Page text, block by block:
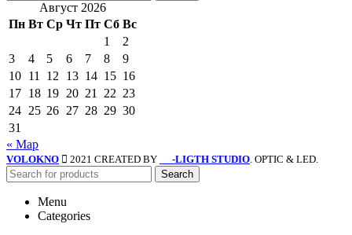
Август 2026
Пн Вт Ср Чт Пт Сб Вс
1
2
3
4 5 6 7 8
9
10 11 12 13 14 15 16
17 18 19 20 21 22 23
24 25 26 27 28 29 30
31
« Мар
VOLOKNO 2021 CREATED BY -LIGTH STUDIO. OPTIC & LED.
Search
Menu
Categories